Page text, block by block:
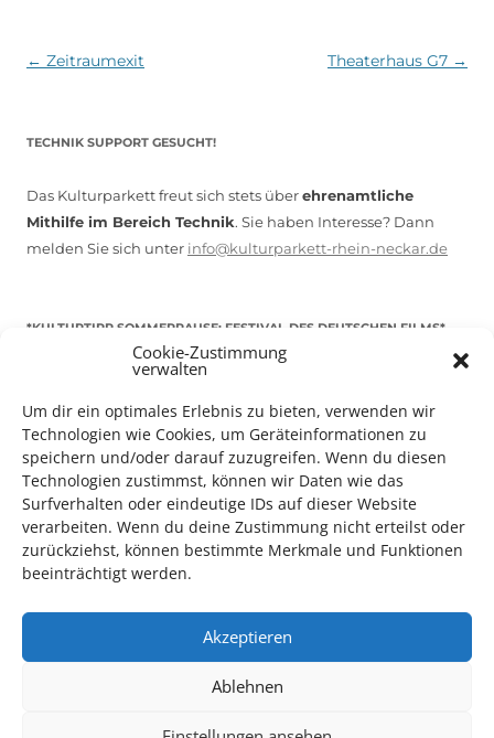
Cookie-Zustimmung
verwalten
Um dir ein optimales Erlebnis zu bieten, verwenden wir
Technologien wie Cookies, um Geräteinformationen zu
speichern und/oder darauf zuzugreifen. Wenn du diesen
Technologien zustimmst, können wir Daten wie das
Surfverhalten oder eindeutige IDs auf dieser Website
verarbeiten. Wenn du deine Zustimmung nicht erteilst oder
zurückziehst, können bestimmte Merkmale und Funktionen
beeinträchtigt werden.
Akzeptieren
Ablehnen
Beitragsnavigation
← Zeitraumexit Theaterhaus G7 →
TECHNIK SUPPORT GESUCHT!
Das Kulturparkett freut sich stets überehrenamtliche
Mithilfe im Bereich Technik. Sie haben Interesse? Dann
melden Sie sich unter info@kulturparkett-rhein-neckar.de
*KULTURTIPP SOMMERPAUSE: FESTIVAL DES DEUTSCHEN FILMS*
in Ludwigshafen statt.
Vom 19. August bist zum 9. SeptemberhabenKulturpass-
Inhaber*innen freien Eintrittzu den Vorstellungen – 30